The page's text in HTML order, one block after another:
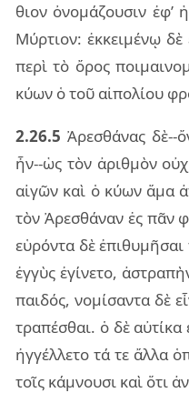
θιον ὀνο­μά­ζου­σιν ἐφ’
Μύρ­τιον: ἐκ­κει­μέ­νῳ
περὶ τὸ ὄρος
κύων ὁ τοῦ αἰ­πο­λί­ου
2.26.5 Ἀρε­σθά­νας δὲ--
ἦν--ὡς τὸν ἀριθ­μὸν
αἰ­γῶν καὶ ὁ κύων ἅμα
τὸν Ἀρε­σθά­ναν ἐς πᾶν
εὑ­ρόν­τα δὲ
ἐγ­γὺς ἐγί­νε­το,
παι­δός, νο­μί­σαν­τα δὲ
τρα­πέ­σθαι. ὁ δὲ
ἠγ­γέλ­λε­το τά τε ἄλλα
τοῖς κά­μνου­σι καὶ ὅτι